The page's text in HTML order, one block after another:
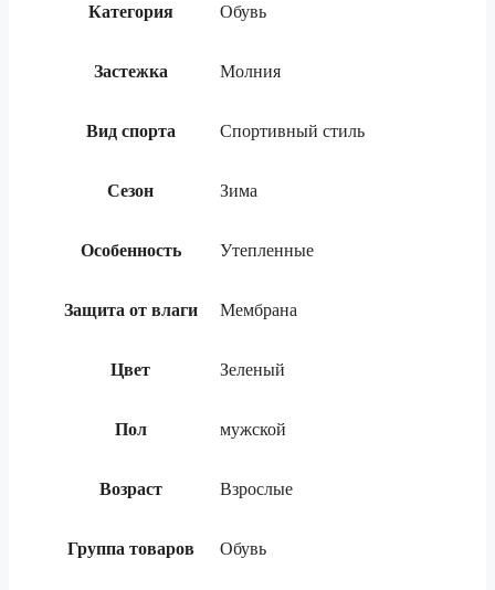
Категория Обувь
Застежка Молния
Вид спорта Спортивный стиль
Сезон Зима
Особенность Утепленные
Защита от влаги Мембрана
Цвет Зеленый
Пол мужской
Возраст Взрослые
Группа товаров Обувь